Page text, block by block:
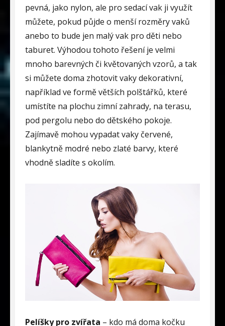
pevná, jako nylon, ale pro sedací vak ji využít
můžete, pokud půjde o menší rozměry vaků
anebo to bude jen malý vak pro děti nebo
taburet. Výhodou tohoto řešení je velmi
mnoho barevných či květovaných vzorů, a tak
si můžete doma zhotovit vaky dekorativní,
například ve formě větších polštářků, které
umístíte na plochu zimní zahrady, na terasu,
pod pergolu nebo do dětského pokoje.
Zajímavě mohou vypadat vaky červené,
blankytně modré nebo zlaté barvy, které
vhodně sladíte s okolím.
Pelíšky pro zvířata – kdo má doma kočku